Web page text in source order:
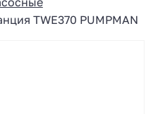
TWE370 PUMPMAN